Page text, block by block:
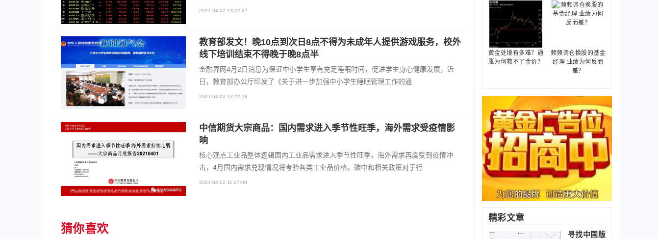
2021-04-02 13:22:37
教育部发文！晚10点到次日8点不得为未成年人提供游戏服务，校外
线下培训结束不得晚于晚8点半
金融界网4月2日消息为保证中小学生享有充足睡眠时间，促进学生身心健康发展，近
日，教育部办公厅印发了《关于进一步加强中小学生睡眠管理工作的通
2021-04-02 12:22:18
中信期货大宗商品：国内需求进入季节性旺季，海外需求受疫情影
响
核心观点工业品整体逻辑国内工业品需求进入季节性旺季，海外需求再度受到疫情冲
击，4月国内需求兑现情况将考验各类工业品价格。碳中和相关政策对于行
2021-04-02 11:27:09
猜你喜欢
黄金处境有多难？通
胀为何救不了金价？
频频调仓换股的基金
经理 业绩为何反而
差？
精彩文章
寻找中国版